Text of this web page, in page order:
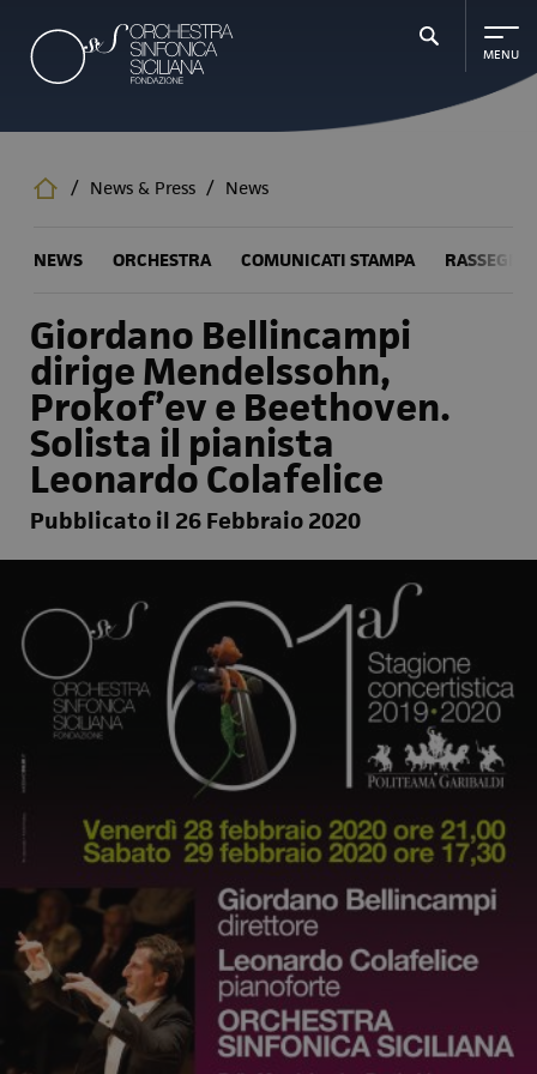
contenuto
principale
/ News & Press / News
NEWS ORCHESTRA COMUNICATI STAMPA
Giordano Bellincampi
dirige Mendelssohn,
Prokof’ev e Beethoven.
Solista il pianista
Leonardo Colafelice
Pubblicato il 26 Febbraio 2020